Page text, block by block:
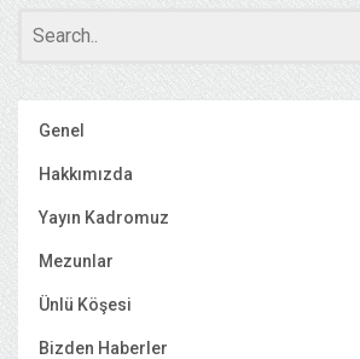
Genel
Hakkımızda
Yayın Kadromuz
Mezunlar
Ünlü Köşesi
Bizden Haberler